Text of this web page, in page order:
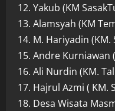
12. Yakub (KM
13. Alamsyah (KM
14. M. Hariyadin
15. Andre Kurniawan
16. Ali Nurdin (KM.
17. Hajrul Azmi ( KM.
18. Desa Wisata